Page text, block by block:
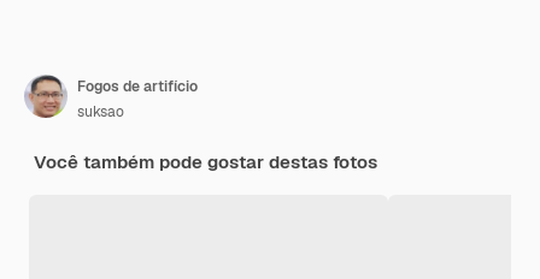
Fogos de artifício
suksao
Você também pode gostar destas fotos